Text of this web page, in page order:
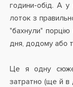
години-обід. А
лоток з
"бахнули" порцію
дня, додому або
Це я одну
затратно (ще й в